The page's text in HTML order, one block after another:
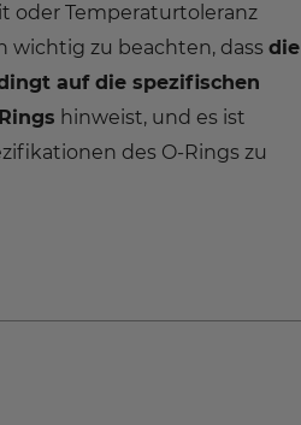
oder Temperaturtoleranz
wichtig zu beachten, dass die
auf die spezifischen
hinweist, und es ist
des O-Rings zu